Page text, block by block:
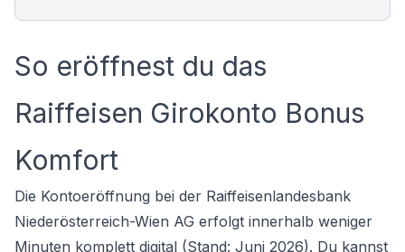
So eröffnest du das
Raiffeisen Girokonto Bonus
Komfort
Die Kontoeröffnung bei der Raiffeisenlandesbank
Niederösterreich-Wien AG erfolgt innerhalb weniger
Minuten komplett digital (Stand: Juni 2026). Du kannst